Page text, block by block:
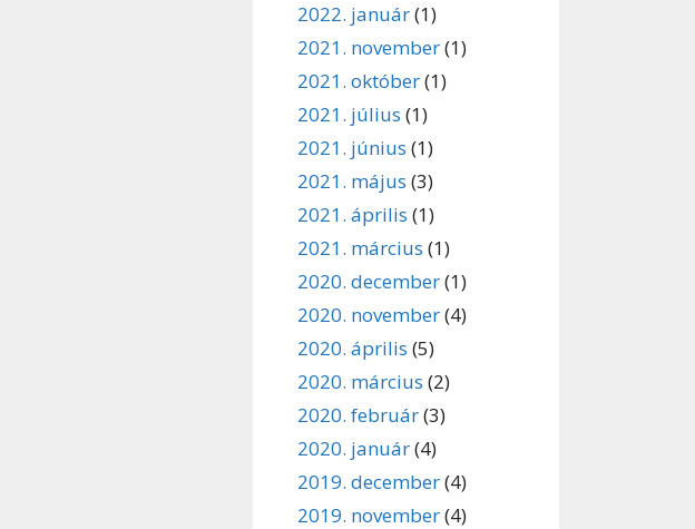
2022. január(1)
2021. november(1)
2021. október(1)
2021. július (1)
2021. június (1)
2021. május (3)
2021. április (1)
2021. március (1)
2020. december(1)
2020. november(4)
2020. április (5)
2020. március (2)
2020. február(3)
2020. január(4)
2019. december(4)
2019. november(4)